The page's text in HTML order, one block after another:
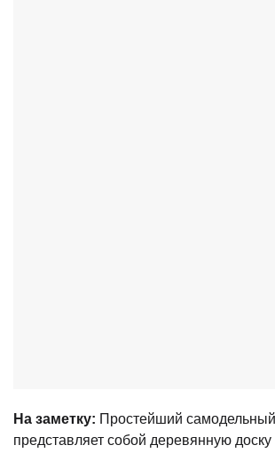
На заметку: Простейший
представляет собой деревянную